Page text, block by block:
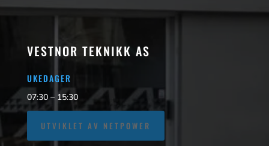
VESTNOR TEKNIKK AS
UKEDAGER
07:30 – 15:30
UTVIKLET AV NETPOWER